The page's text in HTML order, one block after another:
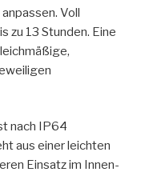
Voll
zu 13 Stunden. Eine
nach IP64
aus einer leichten
Einsatz im Innen-